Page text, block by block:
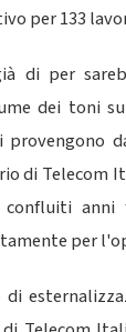
per 133
di per
dei toni
di Telecom
anni
per